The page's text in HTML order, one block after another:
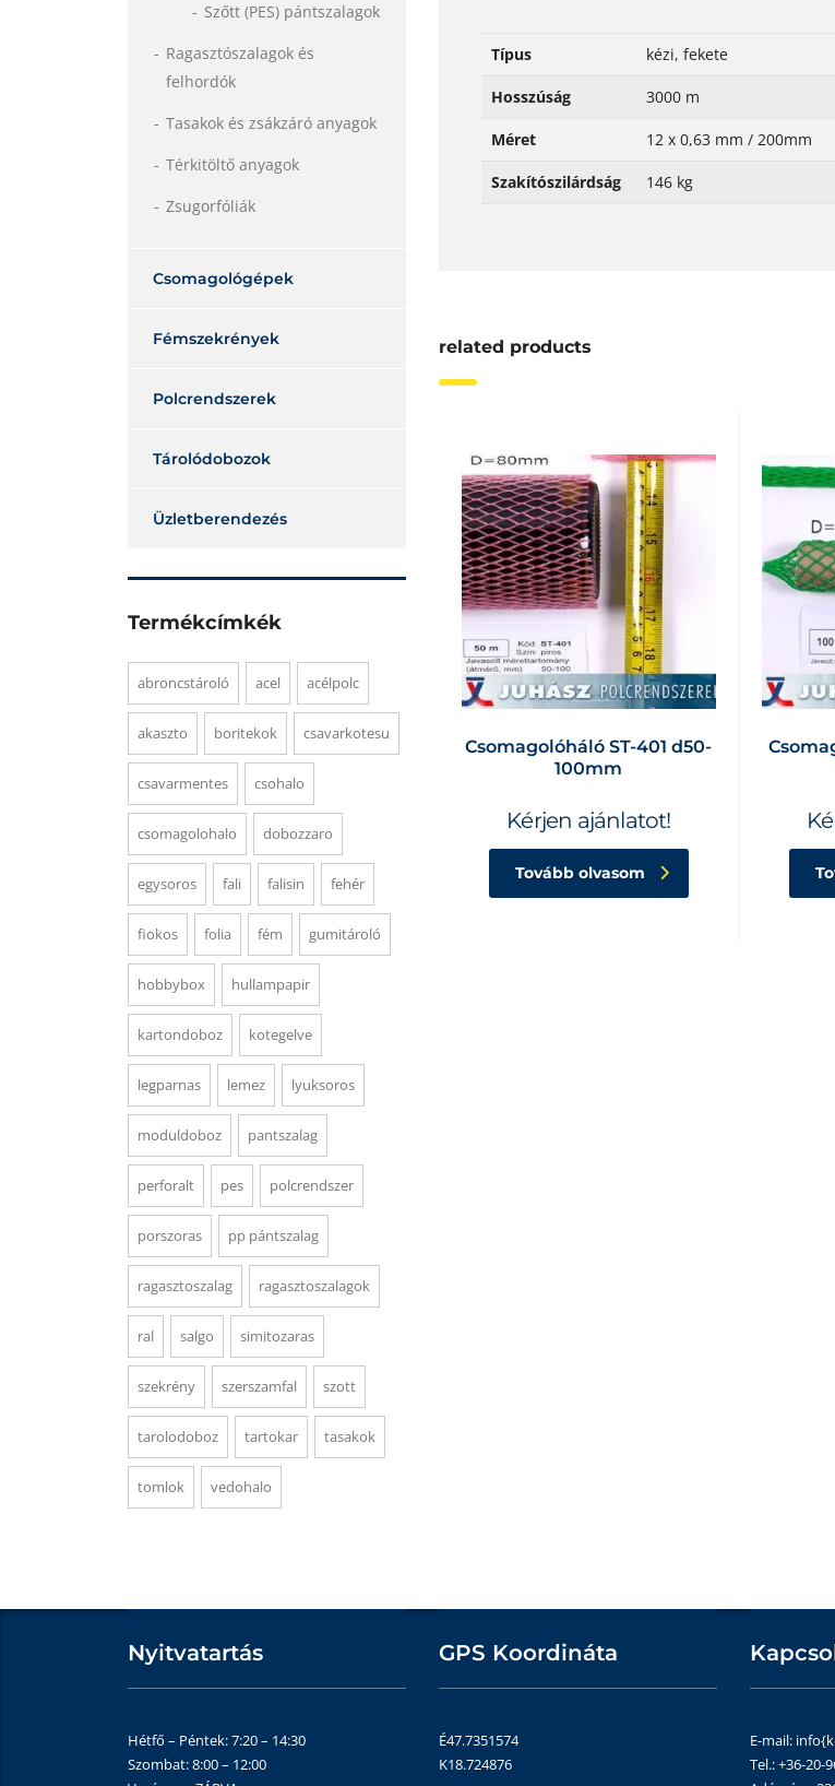
Típus kézi, fekete
Hosszúság 3000 m
Méret 12 x 0,63 mm / 200mm
Szakítószilárdság 146 kg
related products
Csomagolóháló ST-401 d50-
100mm
Kérjen ajánlatot!
Tovább olvasom
Szőtt (PES) pántszalagok
Ragasztószalagok és
felhordók
Tasakok és zsákzáró anyagok
Térkitöltő anyagok
Zsugorfóliák
Csomagológépek
Fémszekrények
Polcrendszerek
Tárolódobozok
Üzletberendezés
Termékcímkék
abroncstároló acel acélpolc
akaszto boritekok csavarkotesu
csavarmentes csohalo
csomagolohalo dobozzaro
egysoros fali falisin fehér
fiokos folia fém gumitároló
hobbybox hullampapir
kartondoboz kotegelve
legparnas lemez lyuksoros
moduldoboz pantszalag
perforalt pes polcrendszer
porszoras pp pántszalag
ragasztoszalag ragasztoszalagok
ral salgo simitozaras
szekrény szerszamfal szott
tarolodoboz tartokar tasakok
tomlok vedohalo
Nyitvatartás
Hétfő – Péntek: 7:20 – 14:30
Szombat: 8:00 – 12:00
GPS Koordináta
É47.7351574
K18.724876
E-mail:
Tel.: +36-20-